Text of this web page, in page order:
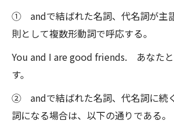
① andで結ばれた名詞、代名詞が主
則として複数形動詞で呼応する。
You and I are good friends. あなた
す。
② andで結ばれた名詞、代名詞に続
詞になる場合は、以下の通りである。